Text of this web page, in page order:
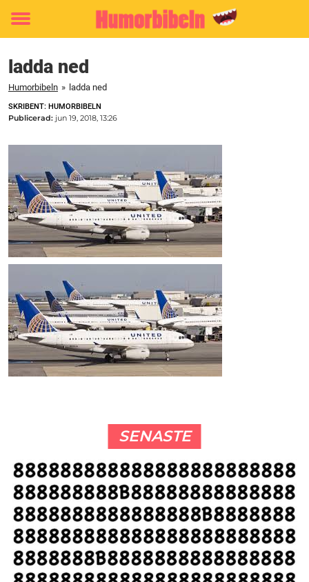
Toggle
ladda ned
Humorbibeln » ladda ned
SKRIBENT: HUMORBIBELN
Publicerad: jun 19, 2018, 13:26
SENASTE